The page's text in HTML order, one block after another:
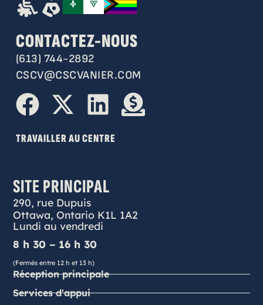
CONTACTEZ-NOUS
(613) 744-2892
CSCV@CSCVANIER.COM
TRAVAILLER AU CENTRE
SITE PRINCIPAL
290, rue Dupuis
Ottawa, Ontario K1L 1A2
Lundi au vendredi
8 h 30 – 16 h 30
(Fermés entre 12 h et 13 h)
Réception principale
Services d'appui